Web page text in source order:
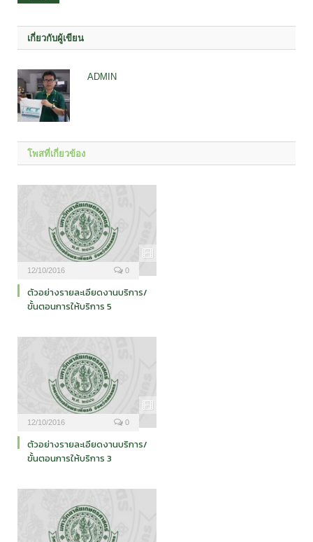
เกี่ยวกับผู้เขียน
ADMIN
โพสที่เกี่ยวข้อง
12/10/2016 0
ตัวอย่างรายละเอียดงานบริการ/
ขั้นตอนการให้บริการ 5
12/10/2016 0
ตัวอย่างรายละเอียดงานบริการ/
ขั้นตอนการให้บริการ 3